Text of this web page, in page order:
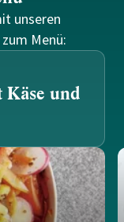
unseren
Menü:
und